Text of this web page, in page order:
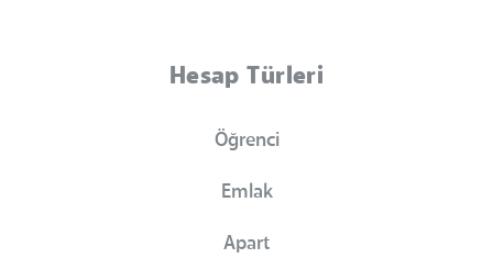
Hesap Türleri
Öğrenci
Emlak
Apart